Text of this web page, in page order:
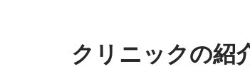
クリニックの紹